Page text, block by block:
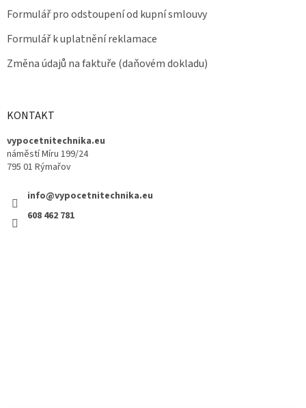
Formulář pro odstoupení od kupní smlouvy
Formulář k uplatnění reklamace
Změna údajů na faktuře (daňovém dokladu)
KONTAKT
vypocetnitechnika.eu
náměstí Míru 199/24
795 01 Rýmařov
info@vypocetnitechnika.eu
608 462 781